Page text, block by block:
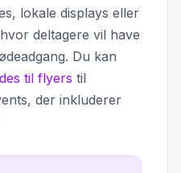
lokale displays eller
deltagere vil have
Du kan
til flyers til
der inkluderer